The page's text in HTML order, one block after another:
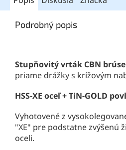
Podrobný popis
Stupňovitý vrták CBN
priame drážky s krížovým
HSS-XE oceľ + TiN-GOLD
Vyhotovené z
"XE" pre podstatne zvýšenú
oceli.